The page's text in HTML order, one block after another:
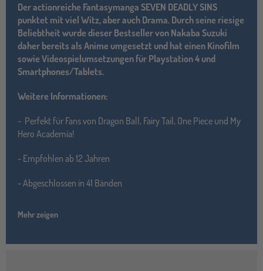
Der actionreiche Fantasymanga SEVEN DEADLY SINS
punktet mit viel Witz, aber auch Drama. Durch seine riesige
Beliebtheit wurde dieser Bestseller von Nakaba Suzuki
daher bereits als Anime umgesetzt und hat einen Kinofilm
sowie Videospielumsetzungen für Playstation 4 und
Smartphones/Tablets.
Weitere Informationen:
- Perfekt für Fans von Dragon Ball, Fairy Tail, One Piece und My
Hero Academia!
- Empfohlen ab 12 Jahren
- Abgeschlossen in 41 Bänden
Mehr zeigen